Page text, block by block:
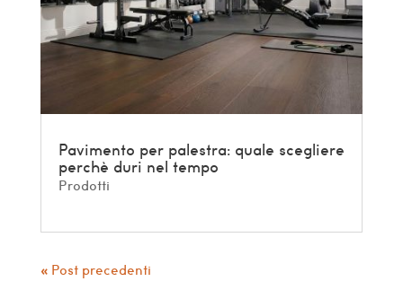
Pavimento per palestra: quale scegliere
perchè duri nel tempo
Prodotti
« Post precedenti